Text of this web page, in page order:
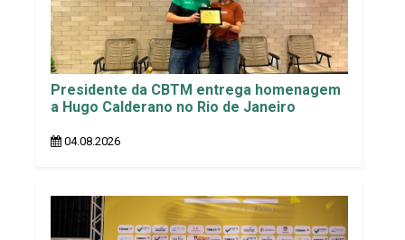
Presidente da CBTM entrega homenagem
a Hugo Calderano no Rio de Janeiro
04.08.2026